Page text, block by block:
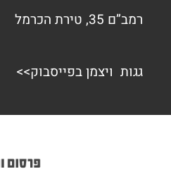
רמב”ם 35, טירת הכרמל
גגות ויצמן בפייסבוק>>